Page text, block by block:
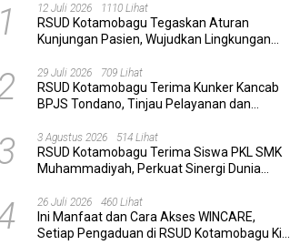
1 12 Juli 2026 1110 Lihat
RSUD Kotamobagu Tegaskan Aturan
Kunjungan Pasien, Wujudkan Lingkungan
Berkualitas
29 Juli 2026 709 Lihat
RSUD Kotamobagu Terima Kunker Kancab
BPJS Tondano, Tinjau Pelayanan dan
3 Agustus 2026 514 Lihat
RSUD Kotamobagu Terima Siswa PKL SMK
Muhammadiyah, Perkuat Sinergi Dunia
26 Juli 2026 460 Lihat
Ini Manfaat dan Cara Akses WINCARE,
Setiap Pengaduan di RSUD Kotamobagu Kini